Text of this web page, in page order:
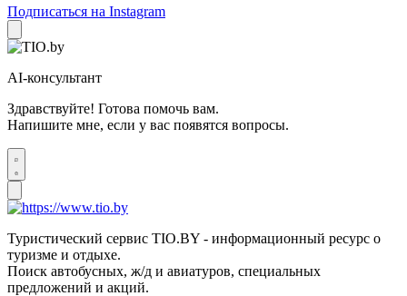
Подписаться на Instagram
AI-консультант
Здравствуйте! Готова помочь вам.
Напишите мне, если у вас появятся вопросы.
Туристический сервис TIO.BY - информационный ресурс о
туризме и отдыхе.
Поиск автобусных, ж/д и авиатуров, специальных
предложений и акций.